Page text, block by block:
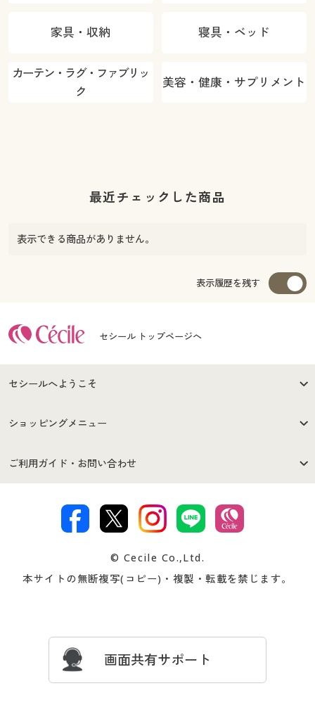
家具・収納 寝具・ベッド
カーテン・ラグ・ファブリッ
ク
美容・健康・サプリメント
最近チェックした商品
表示できる商品がありません。
表示履歴を残す
セシール トップページへ
セシールへようこそ
はじめての方へ
セシールご利用規約
著作権・商標について 会社案内
ショッピングメニュー
商品カテゴリ
プレゼント＆キャンペーン サイトマップ
ご利用ガイド・お問い合わせ
交換・返品は お支払は
ついて
忘れの場合
© Cecile Co.,Ltd.
本サイトの無断複写(コピー)・複製・転載を禁じます。
画面共有サポート